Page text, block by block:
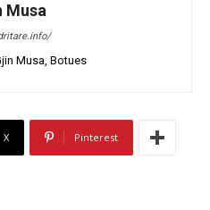
Musa
Musa, Botues
X Pinterest